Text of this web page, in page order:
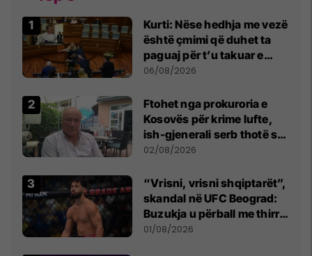
Kurti: Nëse hedhja me vezë
është çmimi që duhet ta
paguaj për t’u takuar e
bashkëbiseduar jam i
06/08/2026
Ftohet nga prokuroria e
Kosovës për krime lufte,
ish-gjenerali serb thotë se
dikush e tradhtoi në
02/08/2026
“Vrisni, vrisni shqiptarët”,
skandal në UFC Beograd:
Buzukja u përball me thirrje
anti-shqiptare nga
01/08/2026